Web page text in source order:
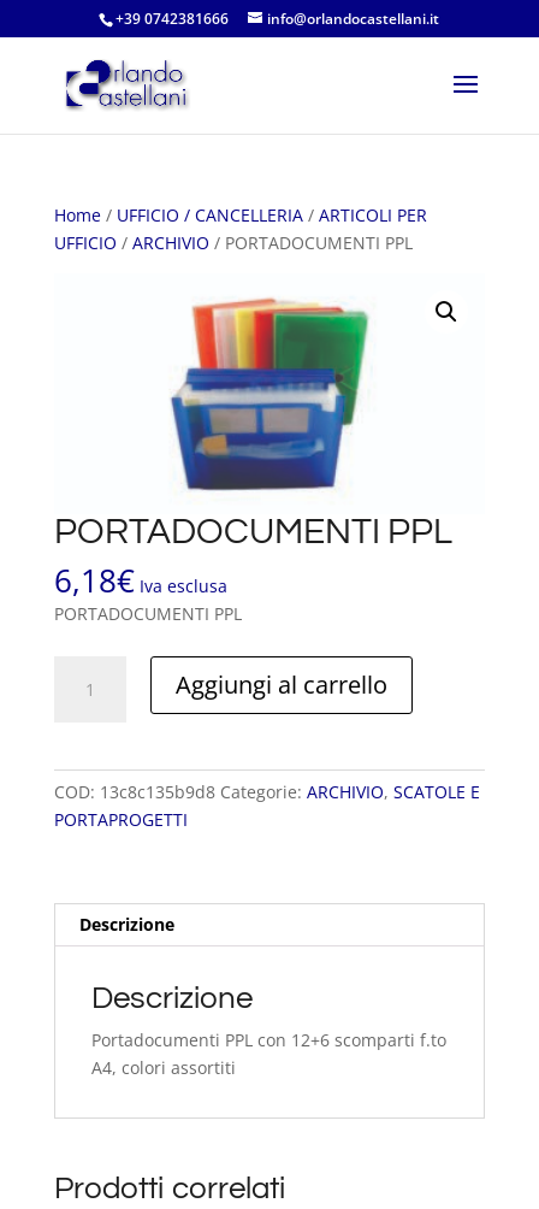
+39 0742381666 info@orlandocastellani.it
Home/ UFFICIO / CANCELLERIA/ ARTICOLI PER
UFFICIO / ARCHIVIO / PORTADOCUMENTI PPL
PORTADOCUMENTI PPL
6,18€ Iva esclusa
PORTADOCUMENTI PPL
Aggiungi al carrello
COD: 13c8c135b9d8 Categorie: ARCHIVIO, SCATOLE E
PORTAPROGETTI
Descrizione
Descrizione
Portadocumenti PPL con 12+6 scomparti f.to
A4, colori assortiti
Prodotti correlati